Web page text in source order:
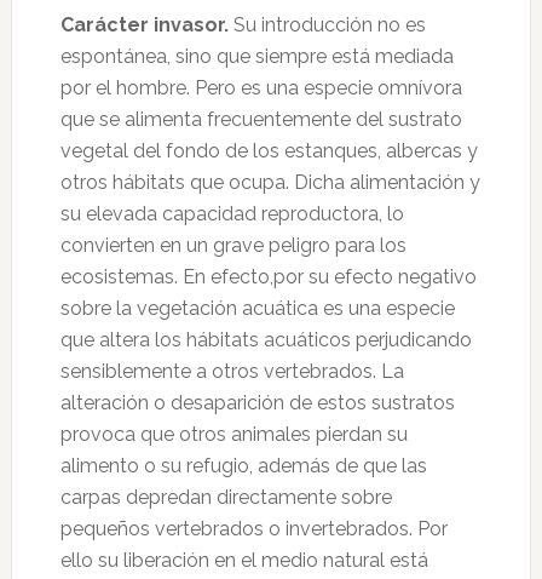
Carácter invasor.Su introducción no es
espontánea, sino que siempre está mediada
por el hombre. Pero es una especie omnívora
que se alimenta frecuentemente del sustrato
vegetal del fondo de los estanques, albercas y
otros hábitats que ocupa. Dicha alimentación y
su elevada capacidad reproductora, lo
convierten en un grave peligro para los
ecosistemas. En efecto,por su efecto negativo
sobre la vegetación acuática es una especie
que altera los hábitats acuáticos perjudicando
sensiblemente a otros vertebrados. La
alteración o desaparición de estos sustratos
provoca que otros animales pierdan su
alimento o su refugio, además de que las
carpas depredan directamente sobre
pequeños vertebrados o invertebrados. Por
ello su liberación en el medio natural está